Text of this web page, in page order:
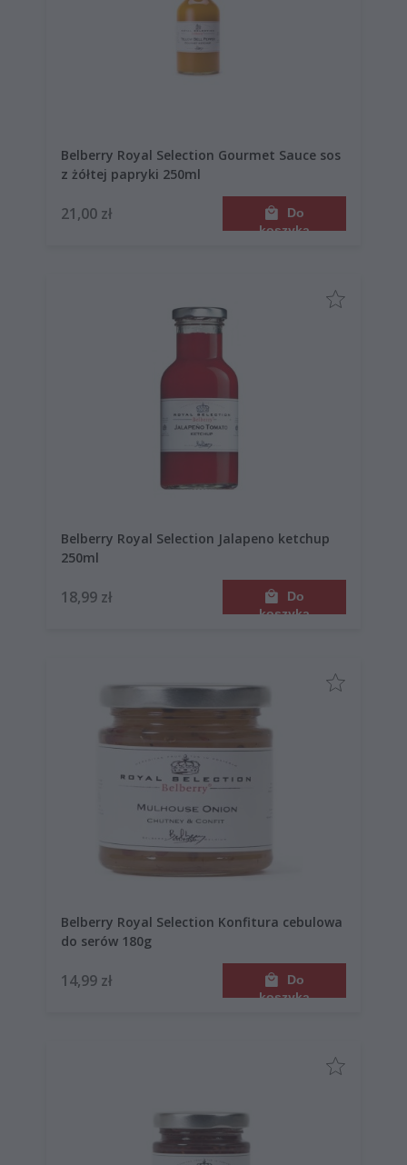
Belberry Royal Selection Gourmet Sauce sos
z żółtej papryki 250ml
21,00 zł
Do
koszyka
Belberry Royal Selection Jalapeno ketchup
250ml
18,99 zł
Do
koszyka
Belberry Royal Selection Konfitura cebulowa
do serów 180g
14,99 zł
Do
koszyka